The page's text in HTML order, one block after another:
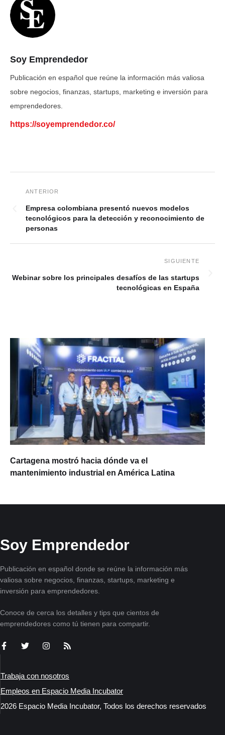
Soy Emprendedor
Publicación en español que reúne la información más valiosa
sobre negocios, finanzas, startups, marketing e inversión para
emprendedores.
https://soyemprendedor.co/
Empresa colombiana presentó nuevos modelos
tecnológicos para la detección y reconocimiento de
personas
Webinar sobre los principales desafíos de las startups
tecnológicas en España
Cartagena mostró hacia dónde va el
mantenimiento industrial en América Latina
Soy Emprendedor
Publicación en español donde se reúne la información más
valiosa sobre negocios, finanzas, startups, marketing e
inversión para emprendedores.
Conoce de cerca los detalles y tips que cientos de
emprendedores como tú tienen para compartir.
Trabaja con nosotros
Empleos en Espacio Media Incubator
2026 Espacio Media Incubator, Todos los derechos reservados